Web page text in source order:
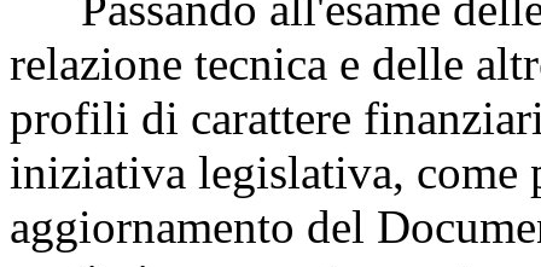
relazione tecnica e delle
profili di carattere
iniziativa legislativa, come
aggiornamento del